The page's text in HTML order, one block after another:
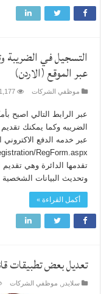
التسجيل في الضريبة
عبر الموقع (الاردن)
موظفي الشركات 1,177
عبر الرابط التالي اصبح
الضريبه وكما يمكنك تقديم
تقدمها الدائرة وهي
وتحديث البيانات
أكمل القراءة »
تعديل بعض تطبيقات
سلايدر موظفي الشركات